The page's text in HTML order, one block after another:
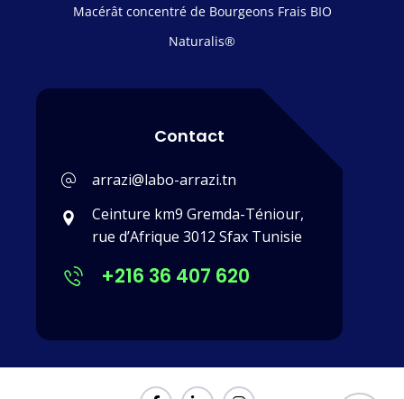
Macérât concentré de Bourgeons Frais BIO
Naturalis®
Contact
arrazi@labo-arrazi.tn
Ceinture km9 Gremda-Téniour,
rue d’Afrique 3012 Sfax Tunisie
+216 36 407 620